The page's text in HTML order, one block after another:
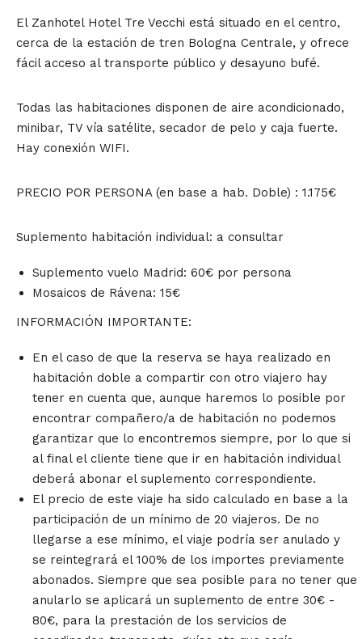
El Zanhotel Hotel Tre Vecchi está situado en el centro,
cerca de la estación de tren Bologna Centrale, y ofrece
fácil acceso al transporte público y desayuno bufé.
Todas las habitaciones disponen de aire acondicionado,
minibar, TV vía satélite, secador de pelo y caja fuerte.
Hay conexión WIFI.
PRECIO POR PERSONA (en base a hab. Doble) : 1.175€
Suplemento habitación individual: a consultar
Suplemento vuelo Madrid: 60€ por persona
Mosaicos de Rávena: 15€
INFORMACIÓN IMPORTANTE:
En el caso de que la reserva se haya realizado en
habitación doble a compartir con otro viajero hay
tener en cuenta que, aunque haremos lo posible por
encontrar compañero/a de habitación no podemos
garantizar que lo encontremos siempre, por lo que si
al final el cliente tiene que ir en habitación individual
deberá abonar el suplemento correspondiente.
El precio de este viaje ha sido calculado en base a la
participación de un mínimo de 20 viajeros. De no
llegarse a ese mínimo, el viaje podría ser anulado y
se reintegrará el 100% de los importes previamente
abonados. Siempre que sea posible para no tener que
anularlo se aplicará un suplemento de entre 30€ -
80€, para la prestación de los servicios de